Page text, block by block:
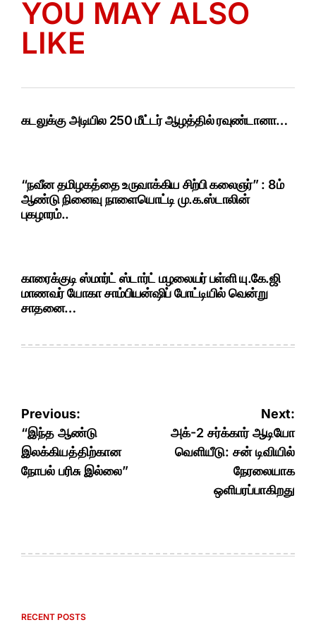
YOU MAY ALSO
LIKE
கடலுக்கு அடியில 250 மீட்டர் ஆழத்தில் ரவுண்டானா…
“நவீன தமிழகத்தை உருவாக்கிய சிற்பி கலைஞர்” : 8ம்
ஆண்டு நினைவு நாளையொட்டி மு.க.ஸ்டாலின்
புகழாரம்..
காரைக்குடி ஸ்மார்ட் ஸ்டார்ட் மழலையர் பள்ளி யு.கே.ஜி
மாணவர் யோகா சாம்பியன்ஷிப் போட்டியில் வென்று
சாதனை…
Post
navigation
Previous:
“இந்த ஆண்டு
இலக்கியத்திற்கான
நோபல் பரிசு இல்லை”
Next:
அக்-2 சர்க்கார் ஆடியோ
வெளியீடு: சன் டிவியில்
நேரலையாக
ஒளிபரப்பாகிறது
RECENT POSTS